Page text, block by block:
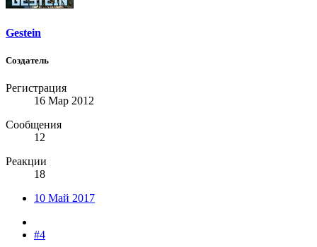
Gestein
Создатель
Регистрация
16 Мар 2012
Сообщения
12
Реакции
18
10 Май 2017
#4